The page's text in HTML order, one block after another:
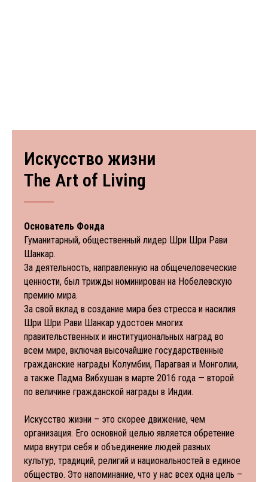
Искусство жизни
The Art of Living
Основатель Фонда
Гуманитарный, общественный лидер Шри Шри Рави
Шанкар.
За деятельность, направленную на общечеловеческие
ценности, был трижды номинирован на Нобелевскую
премию мира.
За свой вклад в создание мира без стресса и насилия
Шри Шри Рави Шанкар удостоен многих
правительственных и институциональных наград во
всем мире, включая высочайшие государственные
гражданские награды Колумбии, Парагвая и Монголии,
а также Падма Вибхушан в марте 2016 года — второй
по величине гражданской награды в Индии.
Искусство жизни – это скорее движение, чем
организация. Его основной целью является обретение
мира внутри себя и объединение людей разных
культур, традиций, религий и национальностей в единое
общество. Это напоминание, что у нас всех одна цель –